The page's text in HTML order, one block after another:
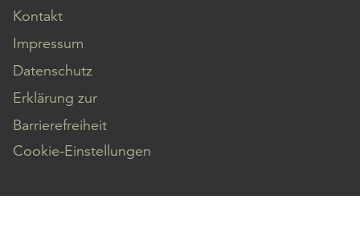
Kontakt
Impressum
Datenschutz
Erklärung zur
Barrierefreiheit
Cookie-Einstellungen